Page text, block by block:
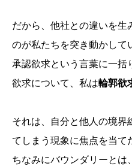
だから、他社との違いを生
のが私たちを突き動かして
承認欲求という言葉に一括
欲求について、私は輪郭欲
それは、自分と他人の境界
てしまう現象に焦点を当て
ちなみにバウンダリーとは